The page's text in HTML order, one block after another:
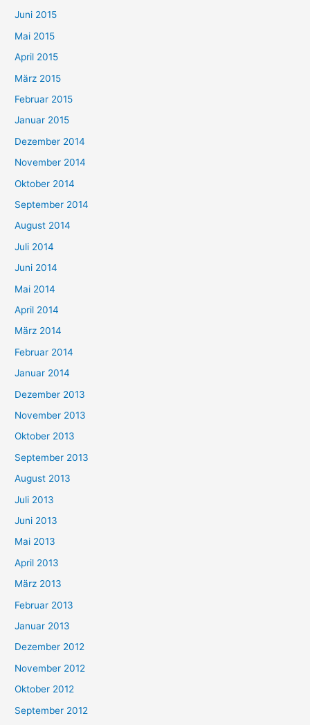
Juni 2015
Mai 2015
April 2015
März 2015
Februar 2015
Januar 2015
Dezember 2014
November 2014
Oktober 2014
September 2014
August 2014
Juli 2014
Juni 2014
Mai 2014
April 2014
März 2014
Februar 2014
Januar 2014
Dezember 2013
November 2013
Oktober 2013
September 2013
August 2013
Juli 2013
Juni 2013
Mai 2013
April 2013
März 2013
Februar 2013
Januar 2013
Dezember 2012
November 2012
Oktober 2012
September 2012